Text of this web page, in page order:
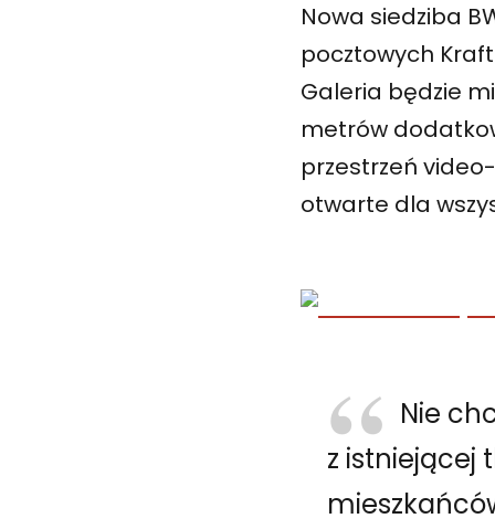
Nowa siedziba
pocztowych
Galeria będzie
metrów
przestrzeń
otwarte dla
Nie
z istniejącej